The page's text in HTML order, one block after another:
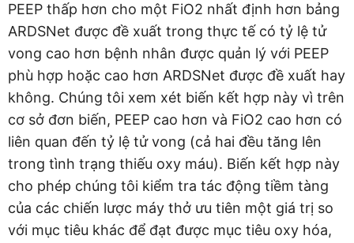
PEEP thấp hơn cho một FiO2 nhất định hơn bảng
ARDSNet được đề xuất trong thực tế có tỷ lệ tử
vong cao hơn bệnh nhân được quản lý với PEEP
phù hợp hoặc cao hơn ARDSNet được đề xuất hay
không. Chúng tôi xem xét biến kết hợp này vì trên
cơ sở đơn biến, PEEP cao hơn và FiO2 cao hơn có
liên quan đến tỷ lệ tử vong (cả hai đều tăng lên
trong tình trạng thiếu oxy máu). Biến kết hợp này
cho phép chúng tôi kiểm tra tác động tiềm tàng
của các chiến lược máy thở ưu tiên một giá trị so
với mục tiêu khác để đạt được mục tiêu oxy hóa,